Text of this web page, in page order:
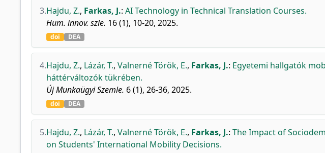
3.Hajdu, Z., Farkas, J.: AI Technology in Technical Translation Courses.
Hum. innov. szle. 16 (1), 10-20, 2025.
doi DEA
4.Hajdu, Z., Lázár, T., Valnerné Török, E., Farkas, J.: Egyetemi hallgatók
háttérváltozók tükrében.
Új Munkaügyi Szemle. 6 (1), 26-36, 2025.
doi DEA
5.Hajdu, Z., Lázár, T., Valnerné Török, E., Farkas, J.: The Impact of
on Students' International Mobility Decisions.